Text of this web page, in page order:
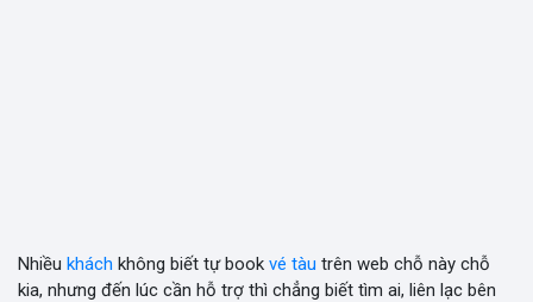
Nhiều khách không biết tự book vé tàu trên web chỗ này chỗ
kia, nhưng đến lúc cần hỗ trợ thì chẳng biết tìm ai, liên lạc bên